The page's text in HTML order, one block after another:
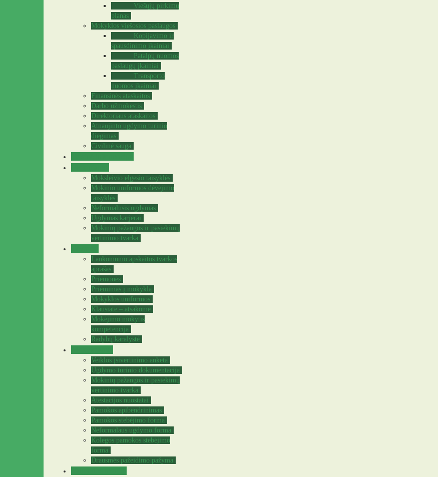
Viešųjų pirkimų
planas
Mokyklos viešosios paslaugos
Kopijavimo ir
spausdinimo įkainiai
Patalpų nuomos
paslaugų įkainiai
Transporto
nuomos įkainiai
Finansinės ataskaitos
Darbo užmokestis
Direktoriaus ataskaitos
Atnaujinto ugdymo turinio
diegimas
Civilinė sauga
Moksleivio elgesio taisyklės
Mokinio uniformos dėvėjimo
taisyklės
Neformalusis ugdymas
Ugdymas karjerai
Mokinių pažangos ir pasiekimų
vertinimo tvarka
Lankomumo apskaitos tvarkos
aprašas
Priemonės
Priėmimas į mokyklą
Mokyklos uniformos
Klausiate – atsakome
Mokėjimo mokytis
kompetencija
Radybų karalystė
Veiklos įsivertinimo anketa
Ugdymo turinio dokumentacija
Mokinių pažangos ir pasiekimų
vertinimo tvarka
Atestacijos nuostatai
Pamokos apibendrinimas
Pamokos stebėjimo forma
Neformalaus ugdymo forma
Kolegos pamokos stebėjimo
forma
Drausmės pažeidimo pažyma